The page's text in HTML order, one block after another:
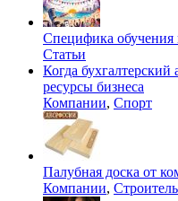
Специфика обучения
Статьи
Когда бухгалтерский
ресурсы бизнеса
Компании, Спорт
Палубная доска от
Компании,